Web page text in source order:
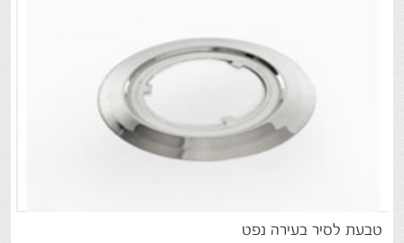
טבעת לסיר בעירה נפט